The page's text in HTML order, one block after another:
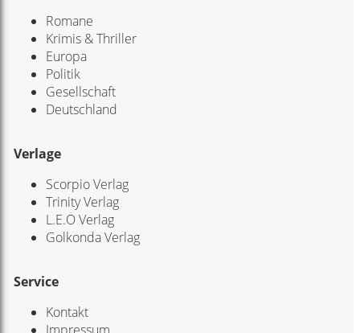
Romane
Krimis & Thriller
Europa
Politik
Gesellschaft
Deutschland
Verlage
Scorpio Verlag
Trinity Verlag
L.E.O Verlag
Golkonda Verlag
Service
Kontakt